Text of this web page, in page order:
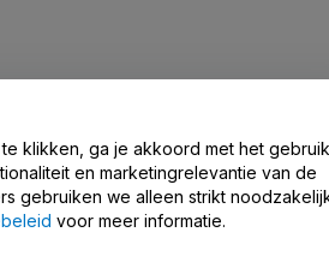
Contact Met Ons Op
te klikken, ga je akkoord met het gebruik
en marketingrelevantie van de
gebruiken we alleen strikt
voor meer informatie.